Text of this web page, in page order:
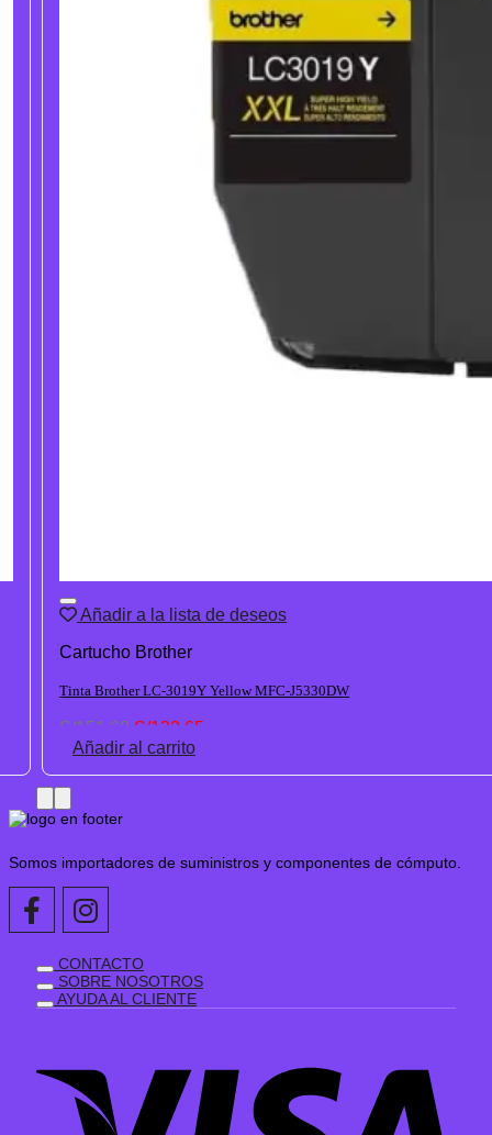
Añadir a la lista de deseos
Cartucho Brother
Tinta Brother LC-3019Y Yellow MFC-J5330DW
S/151.60 El
precio
S/132.65El
Añadir al carrito
Somos importadores de suministros y componentes de cómputo.
CONTACTO
SOBRE NOSOTROS
AYUDA AL CLIENTE